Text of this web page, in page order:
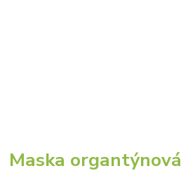
Maska